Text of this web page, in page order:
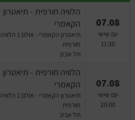
07.08
יום שישי
11:30
הלוויה חורפית - תיאטרון
הקאמרי
תיאטרון הקאמרי - אולם 1 הלוויה
חורפית
תל אביב
07.08
יום שישי
20:00
הלוויה חורפית - תיאטרון
הקאמרי
תיאטרון הקאמרי - אולם 1 הלוויה
חורפית
תל אביב